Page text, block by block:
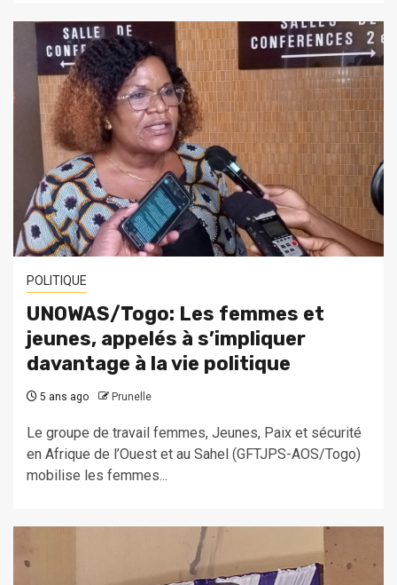
POLITIQUE
UNOWAS/Togo: Les femmes et
jeunes, appelés à s’impliquer
davantage à la vie politique
5 ans ago Prunelle
Le groupe de travail femmes, Jeunes, Paix et sécurité
en Afrique de l’Ouest et au Sahel (GFTJPS-AOS/Togo)
mobilise les femmes...